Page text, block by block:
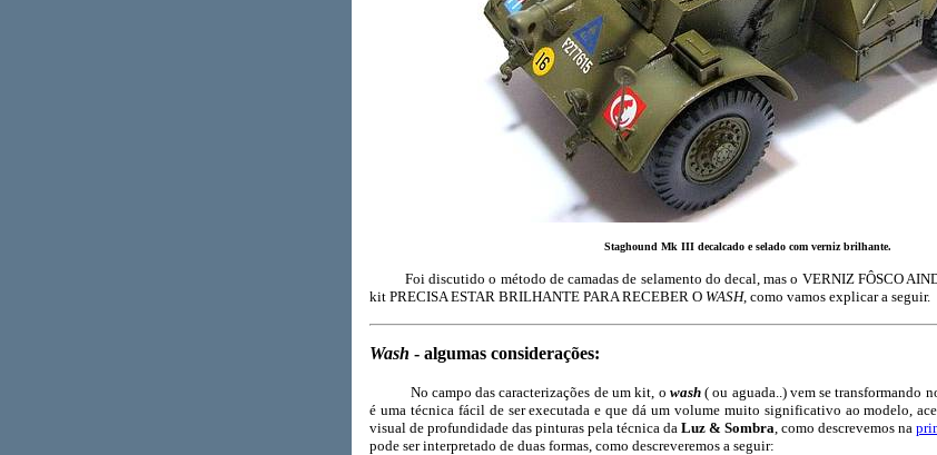
Staghound Mk III decalcado e selado com verniz brilhante.
Foi discutido o método de camadas de selamento do decal, mas o VERNIZ FÔSCO
kit PRECISA ESTAR BRILHANTE PARA RECEBER O WASH, como vamos explicar a seguir.
Wash - algumas considerações:
No campo das caracterizações de um kit, o wash( ou aguada..) vem se transformando
é uma técnica fácil de ser executada e que dá um volume muito significativo ao modelo,
visual de profundidade das pinturas pela técnica da Luz & Sombra, como descrevemos na
pode ser interpretado de duas formas, como descreveremos a seguir: